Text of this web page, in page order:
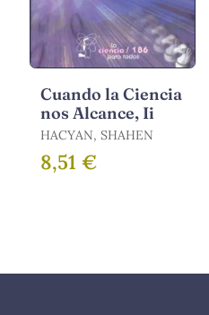
Cuando la Ciencia
nos Alcance, Ii
HACYAN, SHAHEN
8,51 €